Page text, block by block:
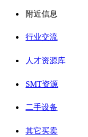
附近信息
行业交流
人才资源库
SMT资源
二手设备
其它买卖